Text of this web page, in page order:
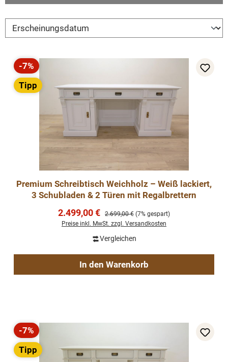
Rabatt
-7%
Tipp
Premium Schreibtisch Weichholz – Weiß lackiert,
3 Schubladen & 2 Türen mit Regalbrettern
Verkaufspreis:
2.499,00 € Regulärer Preis:
2.699,00 € (7% gespart)
Preise inkl. MwSt. zzgl. Versandkosten
Vergleichen
In den Warenkorb
Rabatt
-7%
Tipp